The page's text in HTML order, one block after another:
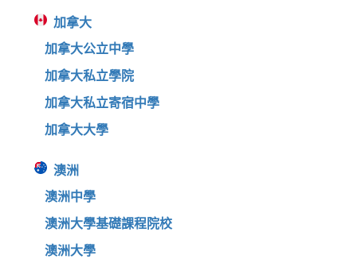
加拿大
加拿大公立中學
加拿大私立學院
加拿大私立寄宿中學
加拿大大學
澳洲
澳洲中學
澳洲大學基礎課程院校
澳洲大學